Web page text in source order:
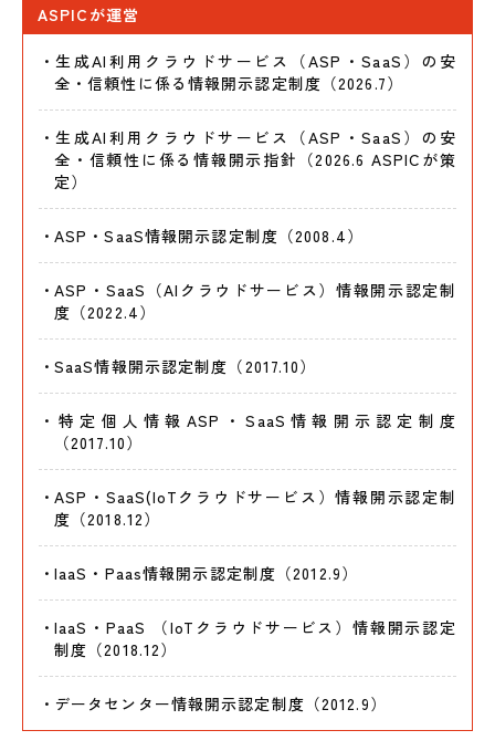
ASPICが運営
生成AI利用クラウドサービス（ASP・SaaS）の安
全・信頼性に係る情報開示認定制度（2026.7）
生成AI利用クラウドサービス（ASP・SaaS）の安
全・信頼性に係る情報開示指針（2026.6 ASPICが策
定）
ASP・SaaS情報開示認定制度（2008.4）
ASP・SaaS（AIクラウドサービス）情報開示認定制
度（2022.4）
SaaS情報開示認定制度（2017.10）
特定個人情報ASP・SaaS情報開示認定制度
（2017.10）
ASP・SaaS(loTクラウドサービス）情報開示認定制
度（2018.12）
IaaS・Paas情報開示認定制度（2012.9）
laaS・PaaS （loTクラウドサービス）情報開示認定
制度（2018.12）
データセンター情報開示認定制度（2012.9）